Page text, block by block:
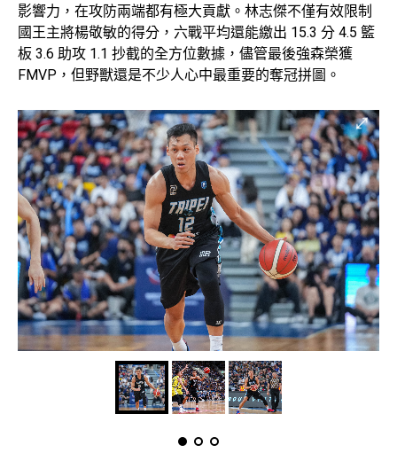
影響力，在攻防兩端都有極大貢獻。林志傑不僅有效限制
國王主將楊敬敏的得分，六戰平均還能繳出 15.3 分 4.5 籃
板 3.6 助攻 1.1 抄截的全方位數據，儘管最後強森榮獲
FMVP，但野獸還是不少人心中最重要的奪冠拼圖。